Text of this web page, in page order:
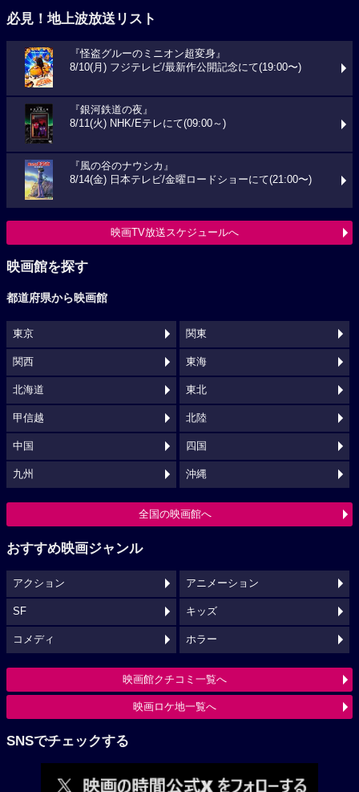
必見！地上波放送リスト
『怪盗グルーのミニオン超変身』
8/10(月) フジテレビ/最新作公開記念にて(19:00〜)
『銀河鉄道の夜』
8/11(火) NHK/Eテレにて(09:00～)
『風の谷のナウシカ』
8/14(金) 日本テレビ/金曜ロードショーにて(21:00〜)
映画TV放送スケジュールへ
映画館を探す
都道府県から映画館
東京 関東
関西 東海
北海道 東北
甲信越 北陸
中国 四国
九州 沖縄
全国の映画館へ
おすすめ映画ジャンル
アクション アニメーション
SF キッズ
コメディ ホラー
映画館クチコミ一覧へ
映画ロケ地一覧へ
SNSでチェックする